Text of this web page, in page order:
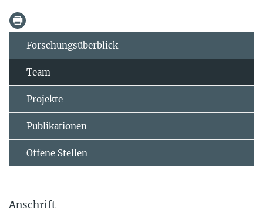
Forschungsüberblick
Team
Projekte
Publikationen
Offene Stellen
Anschrift